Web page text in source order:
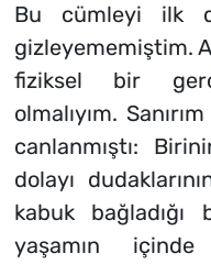
Bu cümleyi ilk
gizleyememiştim.
fiziksel bir
olmalıyım.
canlanmıştı:
dolayı
kabuk bağladığı
yaşamın